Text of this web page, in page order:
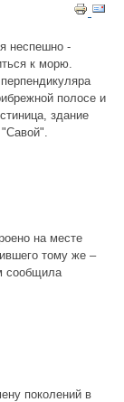
неспешно -
к морю.
полосе и
здание
"Савой".
на месте
тому же –
сообщила
поколений в